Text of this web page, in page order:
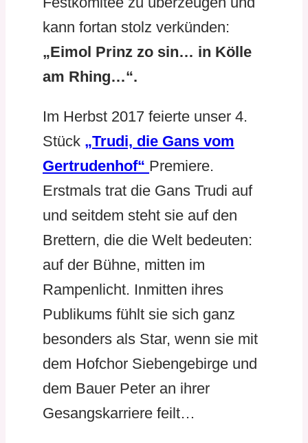
kann fortan stolz verkünden:
„Eimol Prinz zo sin… in Kölle
am Rhing…“.
Im Herbst 2017 feierte unser 4.
Stück „Trudi, die Gans vom
Gertrudenhof“ Premiere.
Erstmals trat die Gans Trudi auf
und seitdem steht sie auf den
Brettern, die die Welt bedeuten:
auf der Bühne, mitten im
Rampenlicht. Inmitten ihres
Publikums fühlt sie sich ganz
besonders als Star, wenn sie mit
dem Hofchor Siebengebirge und
dem Bauer Peter an ihrer
Gesangskarriere feilt…